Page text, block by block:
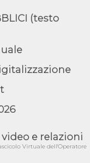
la
al quinto lotto
a giugno,
per
all’AI Act in
(testo
video e relazioni
Virtuale dell'Operatore